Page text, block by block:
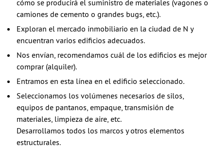
cómo se producirá el suministro de materiales (vagones o
camiones de cemento o grandes bugs, etc.).
Exploran el mercado inmobiliario en la ciudad de N y
encuentran varios edificios adecuados.
Nos envían, recomendamos cuál de los edificios es mejor
comprar (alquiler).
Entramos en esta línea en el edificio seleccionado.
Seleccionamos los volúmenes necesarios de silos,
equipos de pantanos, empaque, transmisión de
materiales, limpieza de aire, etc.
Desarrollamos todos los marcos y otros elementos
estructurales.